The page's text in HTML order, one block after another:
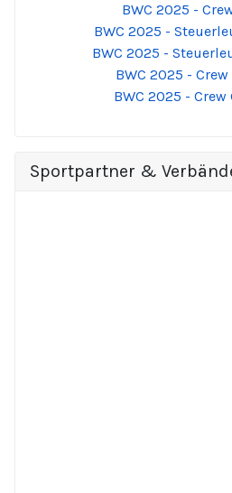
BWC 2025 -
BWC 2025 -
BWC 2025 -
BWC 2025 - Crew
BWC 2025 - Crew
Sportpartner &